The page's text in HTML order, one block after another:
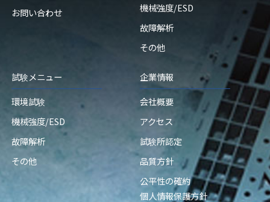
お問い合わせ
機械強度/ESD
故障解析
その他
試験メニュー
環境試験
機械強度/ESD
故障解析
その他
企業情報
会社概要
アクセス
試験所認定
品質方針
公平性の確約
個人情報保護方針